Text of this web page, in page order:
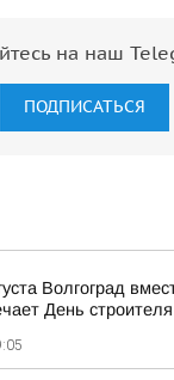
на наш
ПОДПИСАТЬСЯ
Волгоград
День строителя